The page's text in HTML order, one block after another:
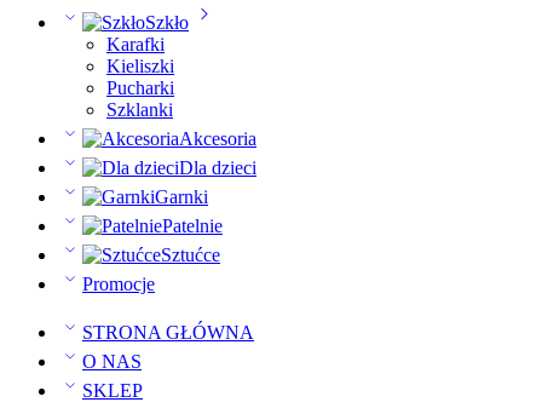
Szkło
Karafki
Kieliszki
Pucharki
Szklanki
Akcesoria
Dla dzieci
Garnki
Patelnie
Sztućce
Promocje
STRONA GŁÓWNA
O NAS
SKLEP